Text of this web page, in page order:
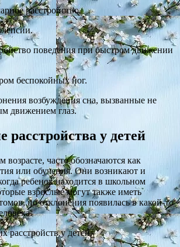
расстройство.
поведения при быстром движении
беспокойных ног.
возбуждения сна, вызванные не
движением глаз.
расстройства у детей
часто обозначаются как
или обучения. Они возникают и
ребенок находится в школьном
взрослые могут также иметь
но отклонения появилась в какой-то
расстройств у детей: